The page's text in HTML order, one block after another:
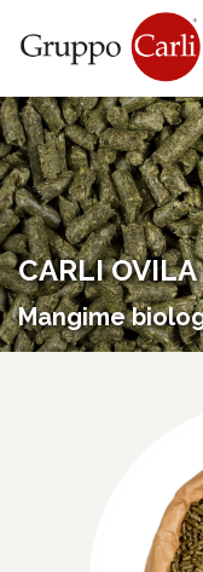
T—
CARLI OVILA
Mangime